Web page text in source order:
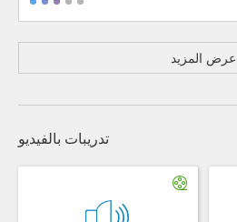
عرض المزيد
تدريبات بالفيديو